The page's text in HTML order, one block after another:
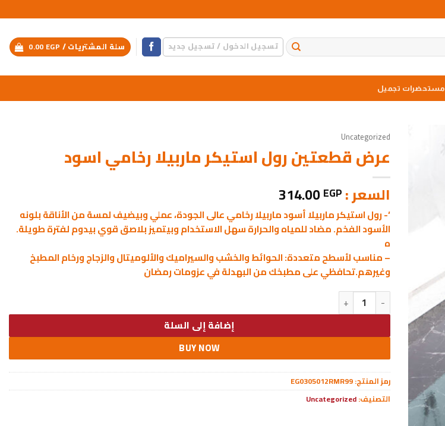
تسجيل الدخول / تسجيل جديد سلة المشتريات / 0.00 EGP
مستحضرات تجميل
Uncategorized
عرض قطعتين رول استيكر ماربيلا رخامي اسود
السعر : 314.00EGP
‘- رول استيكر ماربيلا أسود ماربيلا رخامي عالى الجودة، عملي وبيضيف لمسة من الأناقة بلونه
الأسود الفخم. مضاد للمياه والحرارة سهل الاستخدام وبيتميز بلاصق قوي بيدوم لفترة طويلة.
ه
– مناسب لأسطح متعددة: الحوائط والخشب والسيراميك والألوميتال والزجاج ورخام المطبخ
وغيرهم.تحافظي على مطبخك من البهدلة في عزومات رمضان
كمية عرض قطعتين رول استيكر ماربيلا رخامي اسود
إضافة إلى السلة
BUY NOW
رمز المنتج:EG0305012RMR99
التصنيف:Uncategorized